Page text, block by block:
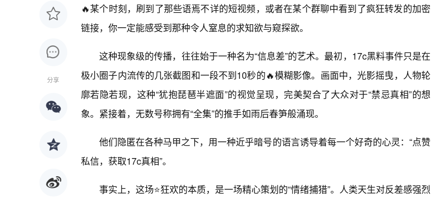
分享
🔥某个时刻，刷到了那些语焉不详的短视频，或者在某个群聊中看到了疯狂转发的加密
链接，你一定能感受到那种令人窒息的求知欲与窥探欲。
这种现象级的传播，往往始于一种名为“信息差”的艺术。最初，17c黑料事件只是在
极小圈子内流传的几张截图和一段不到10秒的🔥模糊影像。画面中，光影摇曳，人物轮
廓若隐若现，这种“犹抱琵琶半遮面”的视觉呈现，完美契合了大众对于“禁忌真相”的想
象。紧接着，无数号称拥有“全集”的推手如雨后春笋般涌现。
他们隐匿在各种马甲之下，用一种近乎暗号的语言诱导着每一个好奇的心灵：“点赞
私信，获取17c真相”。
事实上，这场⭐狂欢的本质，是一场精心策划的“情绪捕猎”。人类天生对反差感强烈